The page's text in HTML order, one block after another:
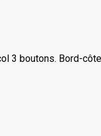
3 boutons. Bord-